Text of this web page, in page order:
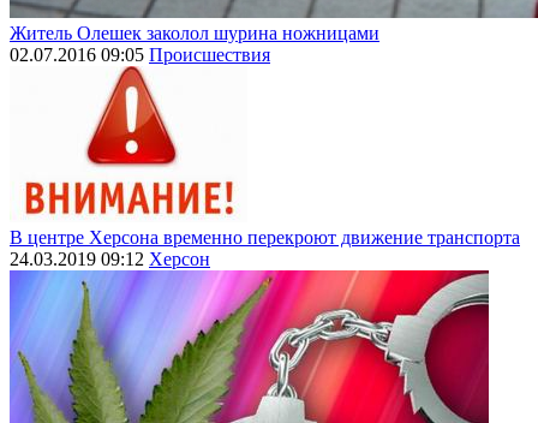
Житель Олешек заколол шурина ножницами
02.07.2016 09:05 Происшествия
В центре Херсона временно перекроют движение транспорта
24.03.2019 09:12 Херсон